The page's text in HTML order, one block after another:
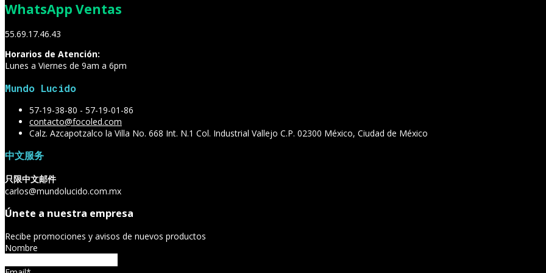
WhatsApp Ventas
55.69.17.46.43
Horarios de Atención:
Lunes a Viernes de 9am a 6pm
Mundo Lucido
57-19-38-80 - 57-19-01-86
contacto@focoled.com
Calz. Azcapotzalco la Villa No. 668 Int. N.1 Col. Industrial Vallejo C.P. 02300 México, Ciudad de México
中文服务
只限中文邮件
carlos@mundolucido.com.mx
Únete a nuestra empresa
Recibe promociones y avisos de nuevos productos
Nombre